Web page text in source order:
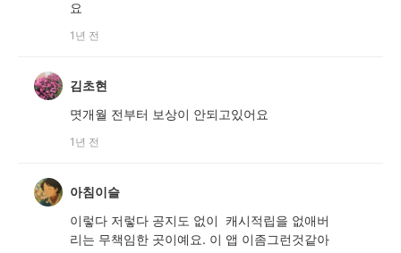
요
1년 전
김초현
몃개월 전부터 보상이 안되고있어요
1년 전
아침이슬
이렇다 저렇다 공지도 없이 캐시적립을 없애버
리는 무책임한 곳이예요. 이 앱 이좀그런것같아